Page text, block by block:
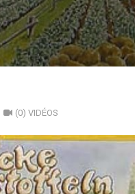
(0) VIDÉOS